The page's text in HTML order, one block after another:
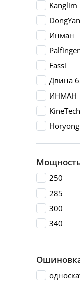
Kanglim
Инман
Palfinger
Fassi
Двина
ИНМАН
KineТесh
250
285
300
340